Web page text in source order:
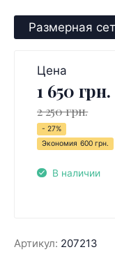
Размерная
Цена
1 650 грн.
2 250 грн.
- 27%
Экономия 600 грн.
В наличии
Артикул: 207213